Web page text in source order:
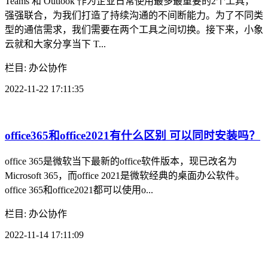
强强联合，为我们打造了持续沟通的不间断能力。为了不同类
型的通信需求，我们需要在两个工具之间切换。接下来，小象
云就和大家分享当下 T...
栏目: 办公协作
2022-11-22 17:11:35
office365和office2021有什么区别 可以同时安装吗？
office 365是微软当下最新的office软件版本，现已改名为
Microsoft 365，而office 2021是微软经典的桌面办公软件。
office 365和office2021都可以使用o...
栏目: 办公协作
2022-11-14 17:11:09